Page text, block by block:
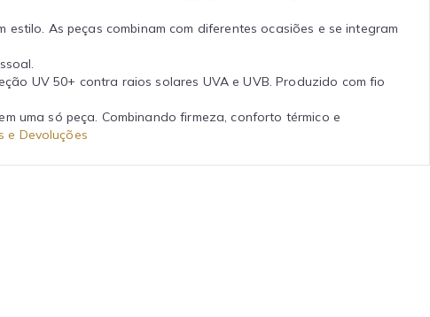
As peças combinam com diferentes ocasiões e se integram
UV 50+ contra raios solares UVA e UVB. Produzido com fio
uma só peça. Combinando firmeza, conforto térmico e
e Devoluções